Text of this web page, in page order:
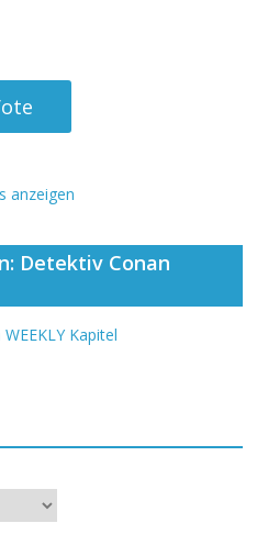
anzeigen
Detektiv Conan